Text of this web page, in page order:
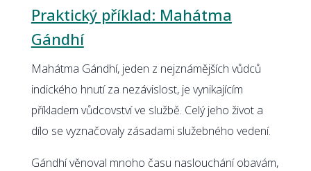
Praktický příklad: Mahátma
Gándhí
Mahátma Gándhí, jeden z nejznámějších vůdců
indického hnutí za nezávislost, je vynikajícím
příkladem vůdcovství ve službě. Celý jeho život a
dílo se vyznačovaly zásadami služebného vedení.
Gándhí věnoval mnoho času naslouchání obavám,